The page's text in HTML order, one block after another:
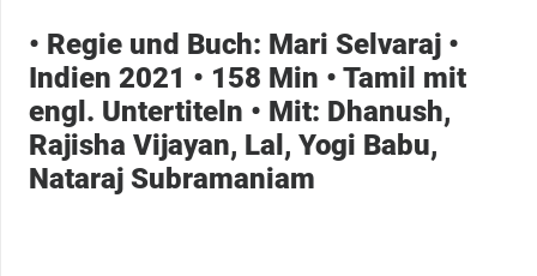
• Regie und Buch: Mari Selvaraj •
Indien 2021 • 158 Min • Tamil mit
engl. Untertiteln • Mit: Dhanush,
Rajisha Vijayan, Lal, Yogi Babu,
Nataraj Subramaniam